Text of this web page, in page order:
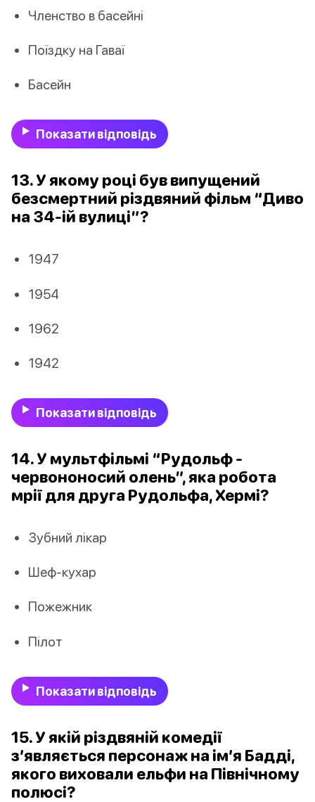
Членство в басейні
Поїздку на Гаваї
Басейн
Показати відповідь
13. У якому році був випущений
безсмертний різдвяний фільм “Диво
на 34-ій вулиці”?
1947
1954
1962
1942
Показати відповідь
14. У мультфільмі “Рудольф -
червононосий олень”, яка робота
мрії для друга Рудольфа, Хермі?
Зубний лікар
Шеф-кухар
Пожежник
Пілот
Показати відповідь
15. У якій різдвяній комедії
з’являється персонаж на ім’я Бадді,
якого виховали ельфи на Північному
полюсі?